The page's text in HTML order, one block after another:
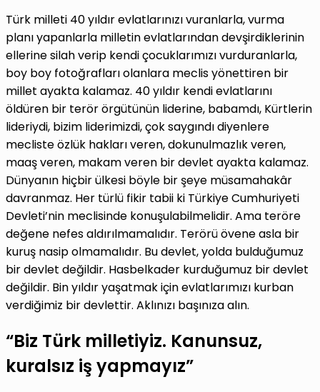
Türk milleti 40 yıldır evlatlarınızı vuranlarla, vurma
planı yapanlarla milletin evlatlarından devşirdiklerinin
ellerine silah verip kendi çocuklarımızı vurduranlarla,
boy boy fotoğrafları olanlara meclis yönettiren bir
millet ayakta kalamaz. 40 yıldır kendi evlatlarını
öldüren bir terör örgütünün liderine, babamdı, Kürtlerin
lideriydi, bizim liderimizdi, çok saygındı diyenlere
mecliste özlük hakları veren, dokunulmazlık veren,
maaş veren, makam veren bir devlet ayakta kalamaz.
Dünyanın hiçbir ülkesi böyle bir şeye müsamahakâr
davranmaz. Her türlü fikir tabii ki Türkiye Cumhuriyeti
Devleti’nin meclisinde konuşulabilmelidir. Ama teröre
değene nefes aldırılmamalıdır. Terörü övene asla bir
kuruş nasip olmamalıdır. Bu devlet, yolda bulduğumuz
bir devlet değildir. Hasbelkader kurduğumuz bir devlet
değildir. Bin yıldır yaşatmak için evlatlarımızı kurban
verdiğimiz bir devlettir. Aklınızı başınıza alın.
“Biz Türk milletiyiz. Kanunsuz,
kuralsız iş yapmayız”